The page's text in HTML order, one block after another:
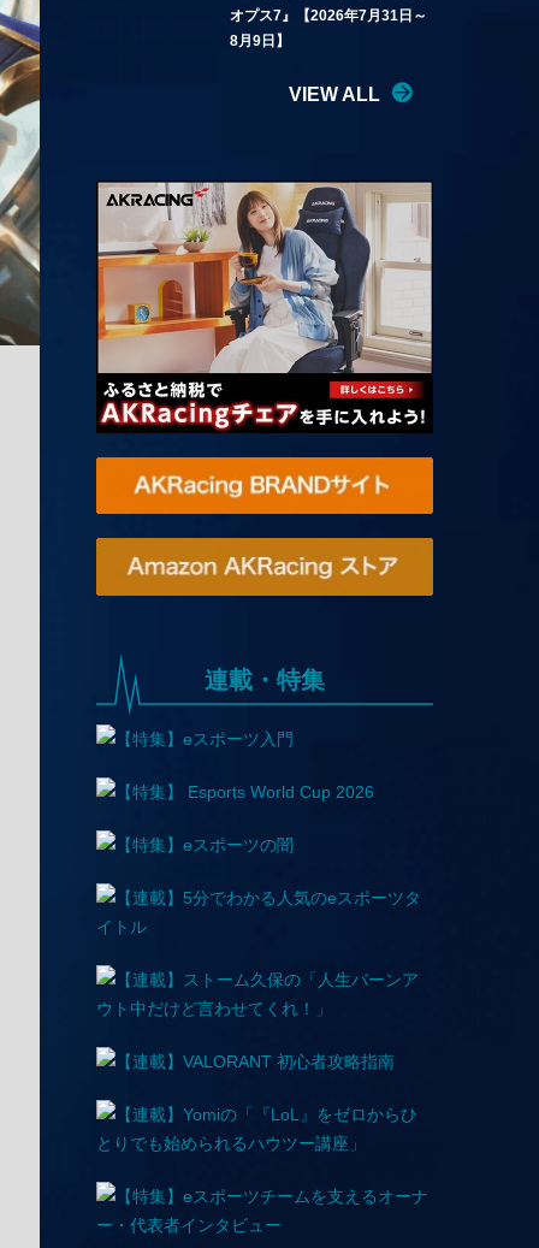
オプス7』【2026年7月31日～
8月9日】
VIEW ALL
連載・特集